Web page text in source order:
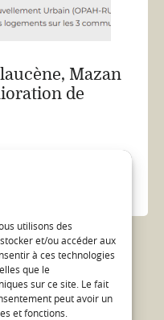
utilisons des
et/ou accéder aux
à ces technologies
que le
sur ce site. Le fait
peut avoir un
et fonctions.
Mazan
de